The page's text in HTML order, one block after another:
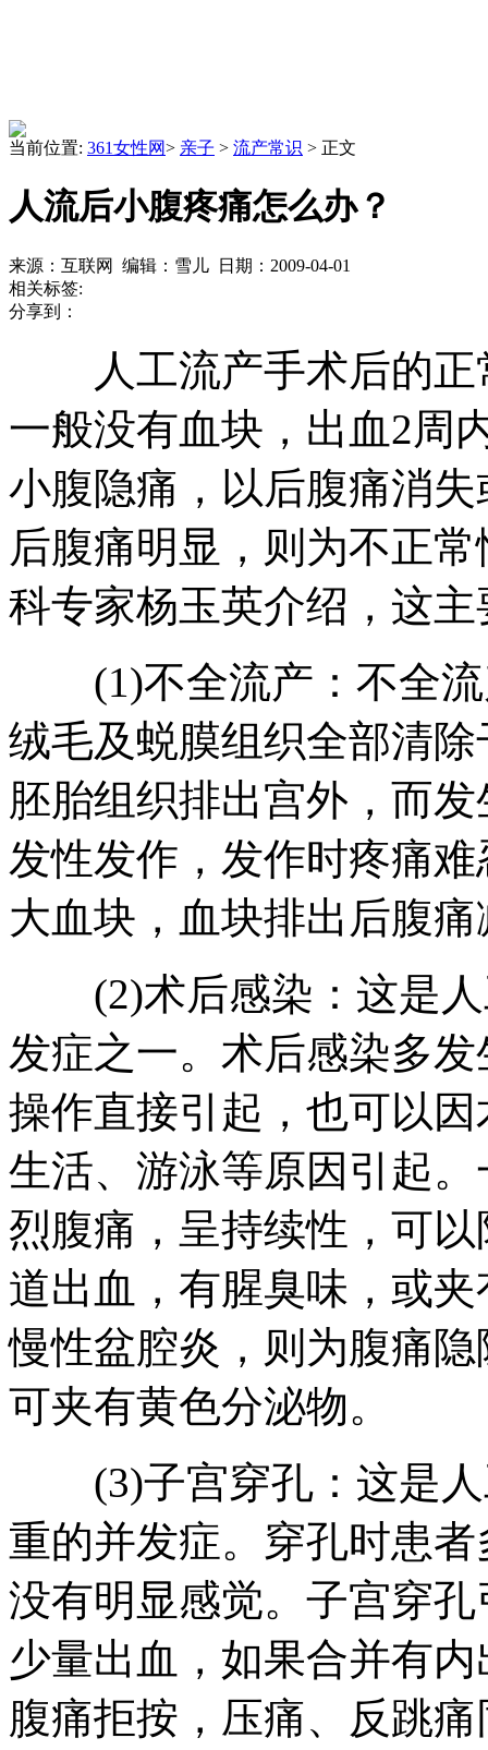
当前位置: 361女性网> 亲子 > 流产常识 > 正文
人流后小腹疼痛怎么办？
来源：互联网 编辑：雪儿 日期：2009-04-01
相关标签:
分享到：
人工流产手术后的正
一般没有血块，出血2周
小腹隐痛，以后腹痛消
后腹痛明显，则为不正
科专家杨玉英介绍，这
(1)不全流产：不全流
绒毛及蜕膜组织全部清
胚胎组织排出宫外，而
发性发作，发作时疼痛
大血块，血块排出后腹
(2)术后感染：这是人
发症之一。术后感染多
操作直接引起，也可以
生活、游泳等原因引起
烈腹痛，呈持续性，可
道出血，有腥臭味，或
慢性盆腔炎，则为腹痛
可夹有黄色分泌物。
(3)子宫穿孔：这是人
重的并发症。穿孔时患
没有明显感觉。子宫穿
少量出血，如果合并有
腹痛拒按，压痛、反跳